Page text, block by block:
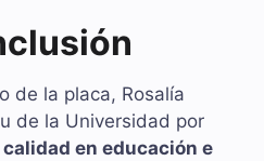
de la placa, Rosalía
de la Universidad por
en educación e